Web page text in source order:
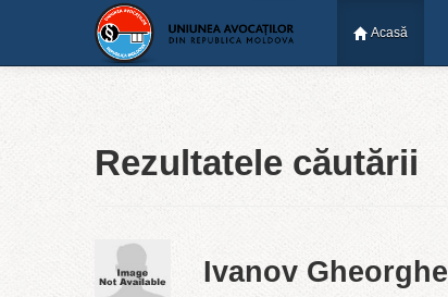
Acasă
Rezultatele căutării
Ivanov Gheorghe